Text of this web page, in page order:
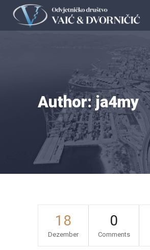
Author: ja4my
18
Dezember
0
Comments